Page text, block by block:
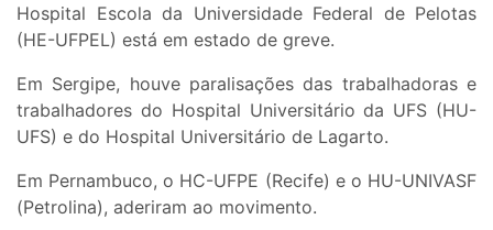
Hospital Escola da Universidade Federal de Pelotas
(HE-UFPEL) está em estado de greve.
Em Sergipe, houve paralisações das trabalhadoras e
trabalhadores do Hospital Universitário da UFS (HU-
UFS) e do Hospital Universitário de Lagarto.
Em Pernambuco, o HC-UFPE (Recife) e o HU-UNIVASF
(Petrolina), aderiram ao movimento.